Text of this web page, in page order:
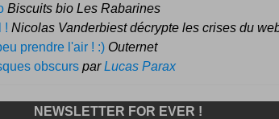
Biscuits bio Les Rabarines
! Nicolas Vanderbiest décrypte les crises du
prendre l'air ! :) Outernet
obscurs parLucas Parax
NEWSLETTER FOR EVER !